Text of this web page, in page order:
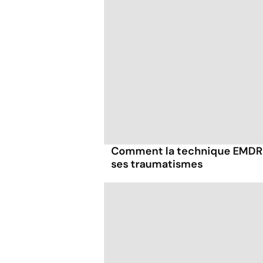
Comment la technique
ses traumatismes